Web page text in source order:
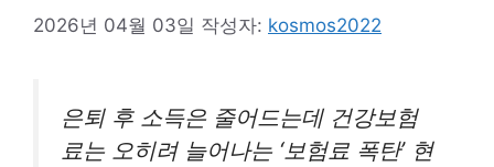
2026년 04월 03일 작성자: kosmos2022
은퇴 후 소득은 줄어드는데 건강보험
료는 오히려 늘어나는 ‘보험료 폭탄’ 현